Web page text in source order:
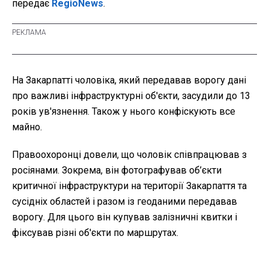
передає RegioNews.
На Закарпатті чоловіка, який передавав ворогу дані
про важливі інфраструктурні об'єкти, засудили до 13
років ув'язнення. Також у нього конфіскують все
майно.
Правоохоронці довели, що чоловік співпрацював з
росіянами. Зокрема, він фотографував об’єкти
критичної інфраструктури на території Закарпаття та
сусідніх областей і разом із геоданими передавав
ворогу. Для цього він купував залізничні квитки і
фіксував різні об'єкти по маршрутах.